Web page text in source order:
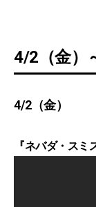
4/2（金）
4/2（金）
『ネバダ・スミ